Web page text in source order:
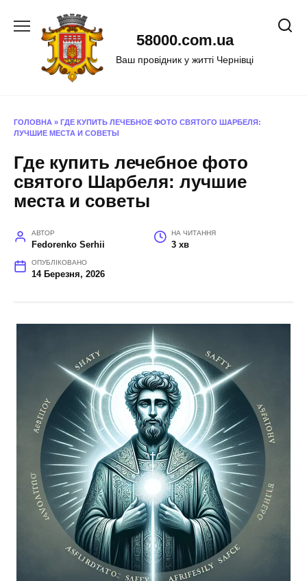
58000.com.ua
Ваш провідник у житті Чернівці
ГОЛОВНА » ГДЕ КУПИТЬ ЛЕЧЕБНОЕ ФОТО СВЯТОГО ШАРБЕЛЯ:
ЛУЧШИЕ МЕСТА И СОВЕТЫ
Где купить лечебное фото
святого Шарбеля: лучшие
места и советы
АВТОР
Fedorenko Serhii
НА ЧИТАННЯ
3 хв
ОПУБЛІКОВАНО
14 Березня, 2026